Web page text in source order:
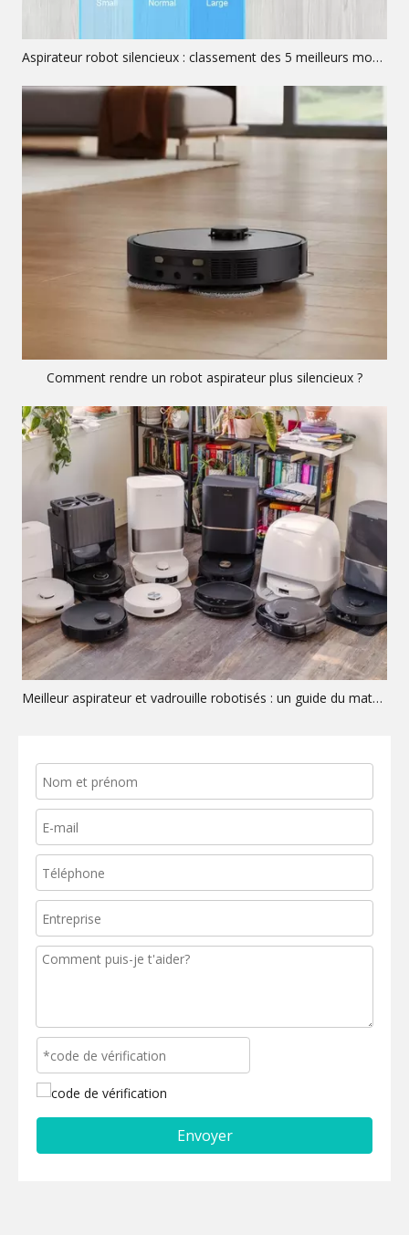
Aspirateur robot silencieux : classement des 5 meilleurs modèles acoustiques
Comment rendre un robot aspirateur plus silencieux ?
Meilleur aspirateur et vadrouille robotisés : un guide du matériel OEM
Envoyer